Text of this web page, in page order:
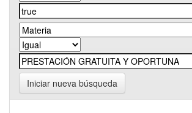
Iniciar nueva búsqueda